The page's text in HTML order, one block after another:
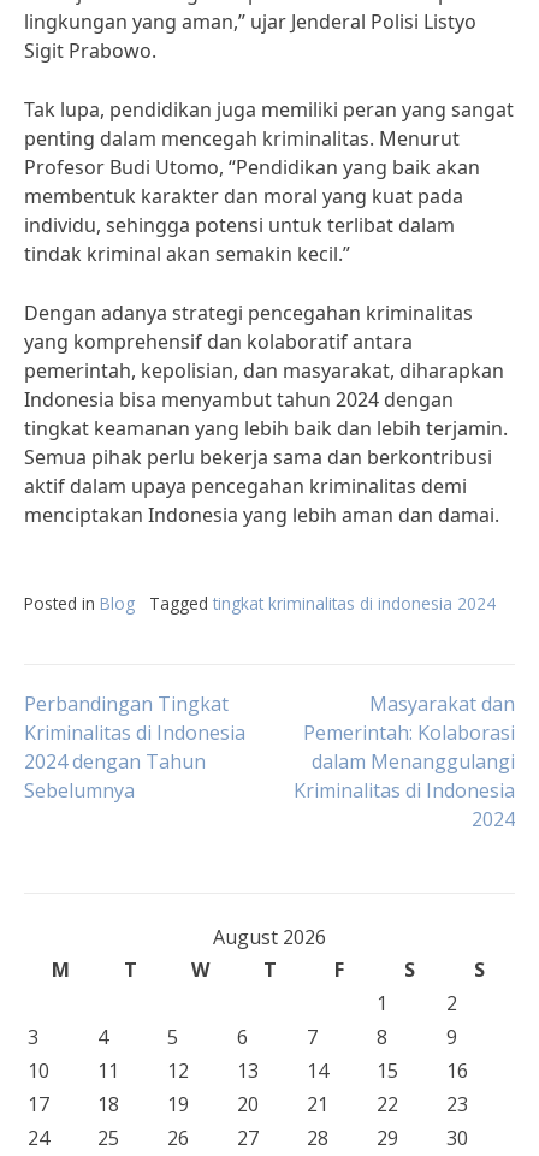
lingkungan yang aman,” ujar Jenderal Polisi Listyo
Sigit Prabowo.
Tak lupa, pendidikan juga memiliki peran yang sangat
penting dalam mencegah kriminalitas. Menurut
Profesor Budi Utomo, “Pendidikan yang baik akan
membentuk karakter dan moral yang kuat pada
individu, sehingga potensi untuk terlibat dalam
tindak kriminal akan semakin kecil.”
Dengan adanya strategi pencegahan kriminalitas
yang komprehensif dan kolaboratif antara
pemerintah, kepolisian, dan masyarakat, diharapkan
Indonesia bisa menyambut tahun 2024 dengan
tingkat keamanan yang lebih baik dan lebih terjamin.
Semua pihak perlu bekerja sama dan berkontribusi
aktif dalam upaya pencegahan kriminalitas demi
menciptakan Indonesia yang lebih aman dan damai.
Posted in Blog Tagged tingkat kriminalitas di indonesia 2024
Post
navigation
Perbandingan Tingkat
Kriminalitas di Indonesia
2024 dengan Tahun
Sebelumnya
Masyarakat dan
Pemerintah: Kolaborasi
dalam Menanggulangi
Kriminalitas di Indonesia
2024
August 2026
M
T W T F S
S
1
2
3
4 5 6 7 8
9
10
11 12 13 14 15
16
17
18 19 20 21 22
23
24
25 26 27 28 29 30